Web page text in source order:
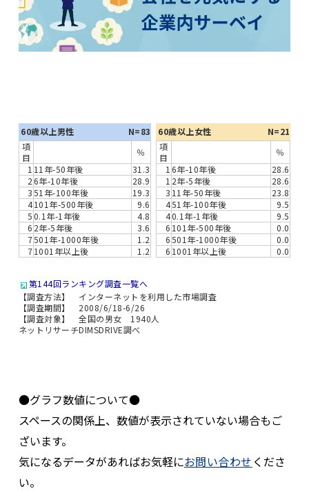
60歳以上男性 N=83 60歳以上女性
N=21
項
目
％
1 11年-50年後
31.3
26年-10年後
28.9
351年-100年後
19.3
4101年-500年後
9.6
50.1年-1年後
4.8
6 2年-5年後
3.6
7501年-1000年後
1.2
71001年以上後 1.2
項
目
％
1 6年-10年後
28.6
1 2年-5年後
28.6
3 11年-50年後
23.8
451年-100年後
9.5
40.1年-1年後
9.5
6 101年-500年後
0.0
6501年-1000年後
0.0
6 1001年以上後 0.0
第144回ランキング調査一覧へ
【調査方法】 インターネットを利用した市場調査
【調査期間】 2008/6/18-6/26
【調査対象】 全国の男女 1940人
ネットリサーチDIMSDRIVE調べ
●グラフ数値について●
スペースの関係上、数値が表示されていない場合もご
ざいます。
気になるデータがあればお気軽にお問い合わせ くださ
い。